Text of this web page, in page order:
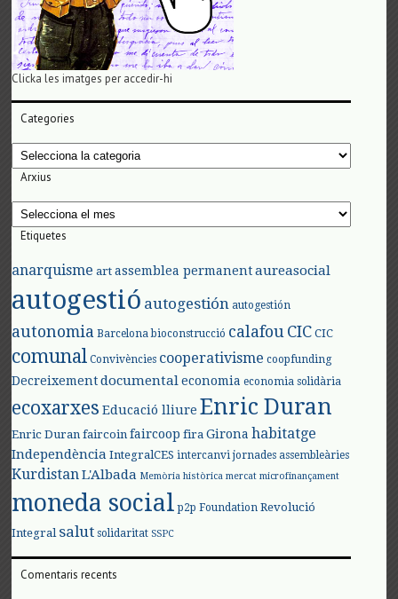
Clicka les imatges per accedir-hi
Categories
Categories
Arxius
Arxius
Etiquetes
anarquisme art assemblea permanent aureasocial
autogestió autogestión autogestión
autonomia Barcelona bioconstrucció calafouCIC CIC
comunal Convivències cooperativisme coopfunding
Decreixement documental economia economia solidària
ecoxarxes Educació lliure Enric Duran
Enric Duran faircoin faircoop fira Girona habitatge
Independència IntegralCES intercanvi jornades assembleàries
KurdistanL'Albada Memòria històrica mercat microfinançament
moneda social p2p Foundation Revolució
Integral salut solidaritat SSPC
Comentaris recents